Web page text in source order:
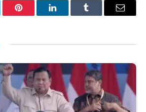
Pinterest LinkedInTumblr Email